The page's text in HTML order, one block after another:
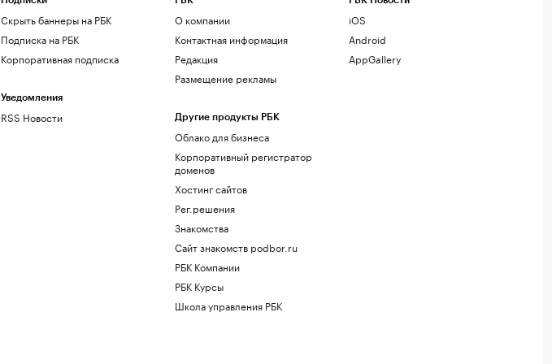
Скрыть баннеры на РБК
Подписка на РБК
Корпоративная подписка
Уведомления
RSS Новости
О компании
Контактная информация
Редакция
Размещение рекламы
Другие продукты РБК
Облако для бизнеса
Корпоративный регистратор
доменов
Хостинг сайтов
Рег.решения
Знакомства
Сайт знакомств podbor.ru
РБК Компании
РБК Курсы
Школа управления РБК
iOS
Android
AppGallery